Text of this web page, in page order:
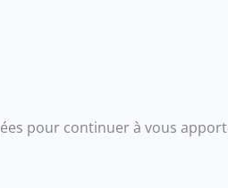
pour continuer à vous